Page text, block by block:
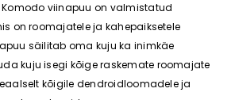
Komodo viinapuu on valmistatud
on roomajatele ja kahepaiksetele
säilitab oma kuju ka inimkäe
kuju isegi kõige raskemate roomajate
kõigile dendroidloomadele ja